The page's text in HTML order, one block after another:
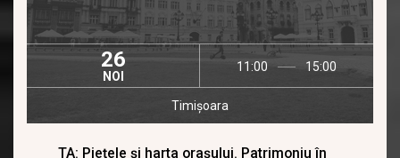
26
NOI
11:00 15:00
Timișoara
TA: Piețele și harta orașului. Patrimoniu în